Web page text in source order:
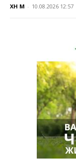
XH M - 10.08.2026 12:57